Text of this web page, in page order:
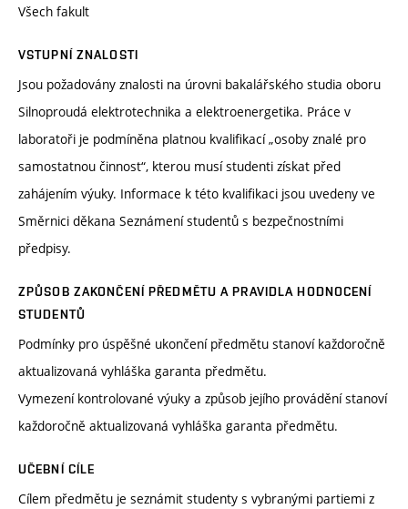
Všech fakult
VSTUPNÍ ZNALOSTI
Jsou požadovány znalosti na úrovni bakalářského studia oboru
Silnoproudá elektrotechnika a elektroenergetika. Práce v
laboratoři je podmíněna platnou kvalifikací „osoby znalé pro
samostatnou činnost“, kterou musí studenti získat před
zahájením výuky. Informace k této kvalifikaci jsou uvedeny ve
Směrnici děkana Seznámení studentů s bezpečnostními
předpisy.
ZPŮSOB ZAKONČENÍ PŘEDMĚTU A PRAVIDLA HODNOCENÍ
STUDENTŮ
Podmínky pro úspěšné ukončení předmětu stanoví každoročně
aktualizovaná vyhláška garanta předmětu.
Vymezení kontrolované výuky a způsob jejího provádění stanoví
každoročně aktualizovaná vyhláška garanta předmětu.
UČEBNÍ CÍLE
Cílem předmětu je seznámit studenty s vybranými partiemi z